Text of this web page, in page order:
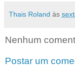
Thais Roland às
Nenhum
Postar um